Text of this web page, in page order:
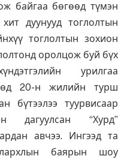
байгаа бөгөөд түмэн
дуунууд тоглолтын
тоглолтын зохион
оролцож буй бүх
урилгаа
20-н жилийн турш
бүтээлээ туурвисаар
дагуулсан “Хурд”
авчээ. Ингээд та
баярын шоу